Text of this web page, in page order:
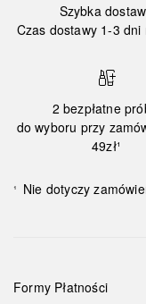
Szybka
Czas dostawy 1-3 dni
2 bezpłatne
do wyboru przy
49zł¹
¹ Nie dotyczy
Formy Płatności